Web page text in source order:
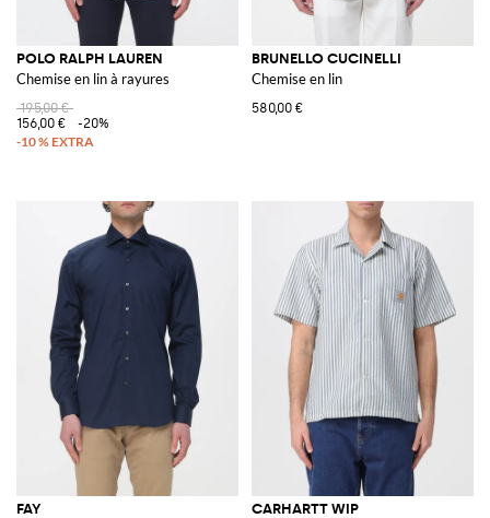
POLO RALPH LAUREN
Chemise en lin à rayures
195,00 €
156,00 €
-20%
BRUNELLO CUCINELLI
Chemise en lin
580,00 €
FAY CARHARTT WIP